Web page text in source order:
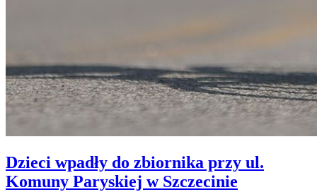
Dzieci wpadły do zbiornika przy ul.
Komuny Paryskiej w Szczecinie